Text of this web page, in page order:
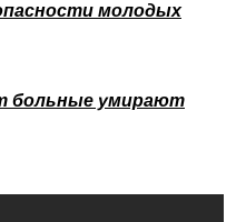
молодых
больные умирают